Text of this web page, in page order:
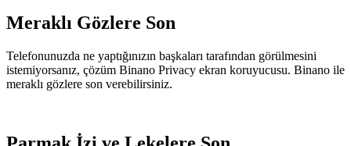
Meraklı Gözlere Son
Telefonunuzda ne yaptığınızın başkaları tarafından görülmesini
istemiyorsanız, çözüm Binano Privacy ekran koruyucusu. Binano ile
meraklı gözlere son verebilirsiniz.